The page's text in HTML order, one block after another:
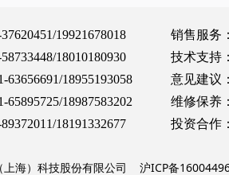
37620451/19921678018 销售服务：
58733448/18010180930 技术支持：
63656691/18955193058 意见建议：
65895725/18987583202 维修保养：
89372011/18191332677 投资合作：
上海）科技股份有限公司沪ICP备